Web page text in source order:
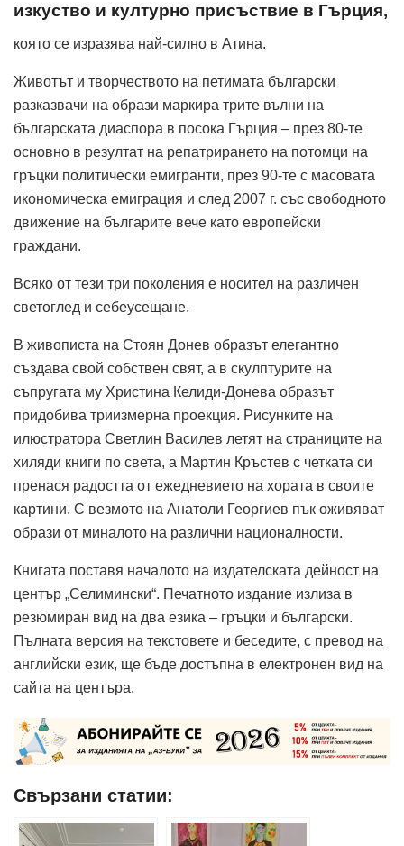
изкуство и културно присъствие в Гърция,
която се изразява най-силно в Атина.
Животът и творчеството на петимата български
разказвачи на образи маркира трите вълни на
българската диаспора в посока Гърция – през 80-те
основно в резултат на репатрирането на потомци на
гръцки политически емигранти, през 90-те с масовата
икономическа емиграция и след 2007 г. със свободното
движение на българите вече като европейски
граждани.
Всяко от тези три поколения е носител на различен
светоглед и себеусещане.
В живописта на Стоян Донев образът елегантно
създава свой собствен свят, а в скулптурите на
съпругата му Христина Келиди-Донева образът
придобива триизмерна проекция. Рисунките на
илюстратора Светлин Василев летят на страниците на
хиляди книги по света, а Мартин Кръстев с четката си
пренася радостта от ежедневието на хората в своите
картини. С везмото на Анатоли Георгиев пък оживяват
образи от миналото на различни националности.
Книгата поставя началото на издателската дейност на
център „Селимински“. Печатното издание излиза в
резюмиран вид на два езика – гръцки и български.
Пълната версия на текстовете и беседите, с превод на
английски език, ще бъде достъпна в електронен вид на
сайта на центъра.
Свързани статии: